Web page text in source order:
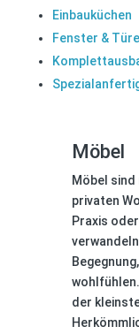
Einbauküchen
Fenster &
Möbel
Möbel sind
privaten
Praxis
der